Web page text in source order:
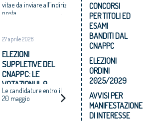
vitae da inviare all’indirizzo di
posta
direzione@cnappc.it
27 aprile 2026
ELEZIONI
SUPPLETIVE DEL
CNAPPC: LE
VOTAZIONI IL 9
GIUGNO 2026
Le candidature entro il
20 maggio
CONCORSI
PER TITOLI ED
ESAMI
BANDITI DAL
CNAPPC
ELEZIONI
ORDINI
2025/2029
AVVISI PER
MANIFESTAZIONE
DI INTERESSE